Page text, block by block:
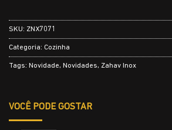
SKU: ZNX7071
Categoria: Cozinha
Tags: Novidade, Novidades, Zahav Inox
VOCÊ PODE GOSTAR